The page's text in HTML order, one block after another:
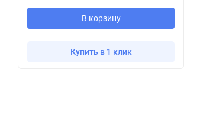
В корзину
Купить в 1 клик